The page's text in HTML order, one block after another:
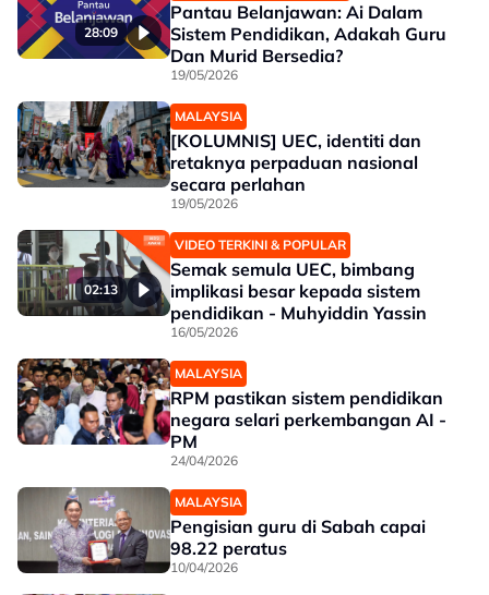
28:09
Pantau Belanjawan: Ai Dalam
Sistem Pendidikan, Adakah Guru
Dan Murid Bersedia?
19/05/2026
MALAYSIA
[KOLUMNIS] UEC, identiti dan
retaknya perpaduan nasional
secara perlahan
19/05/2026
02:13
VIDEO TERKINI & POPULAR
Semak semula UEC, bimbang
implikasi besar kepada sistem
pendidikan - Muhyiddin Yassin
16/05/2026
MALAYSIA
RPM pastikan sistem pendidikan
negara selari perkembangan AI -
PM
24/04/2026
MALAYSIA
Pengisian guru di Sabah capai
98.22 peratus
10/04/2026